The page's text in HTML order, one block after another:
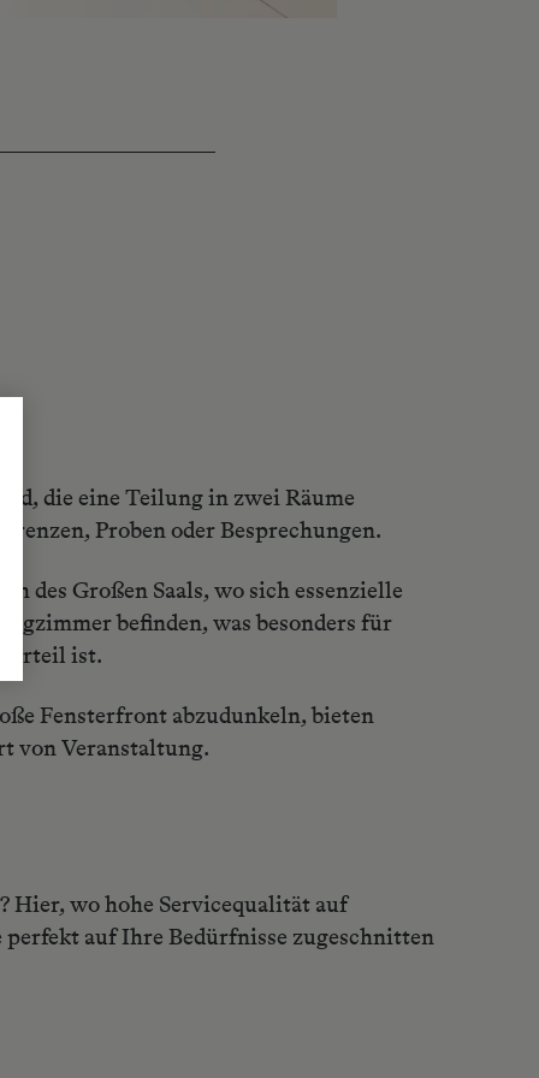
die eine Teilung in zwei Räume
Proben oder Besprechungen.
des Großen Saals, wo sich essenzielle
befinden, was besonders für
ist.
Fensterfront abzudunkeln, bieten
von Veranstaltung.
Hier, wo hohe Servicequalität auf
auf Ihre Bedürfnisse zugeschnitten